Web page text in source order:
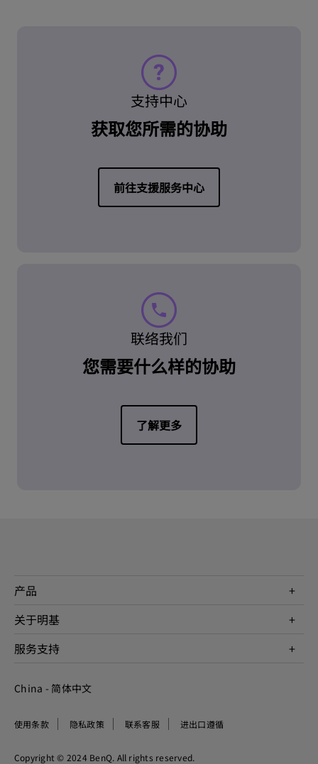
支持中心
获取您所需的协助
前往支援服务中心
联络我们
您需要什么样的协助
了解更多
产品
投影机
WiT智能灯
关于明基
公司简介
企业社会责任
服务支持
档案下载与常见问题
Copyright © 2024 BenQ. All rights reserved.
使用条款 隐私政策 联系客服 进出口遵循
China - 简体中文